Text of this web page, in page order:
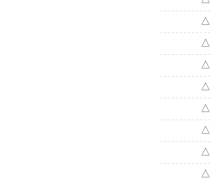
△
△
△
△
△
△
△
△